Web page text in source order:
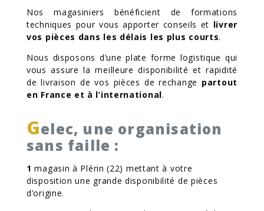
Nos magasiniers bénéficient de formations
techniques pour vous apporter conseils et livrer
vos pièces dans les délais les plus courts.
Nous disposons d’une plate forme logistique qui
vous assure la meilleure disponibilité et rapidité
de livraison de vos pièces de rechange partout
en France et à l’international.
Gelec, une organisation
sans faille :
1 magasin à Plérin (22) mettant à votre
disposition une grande disponibilité de pièces
d’origine.